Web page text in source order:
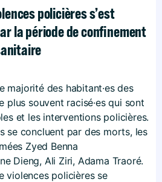
policières s’est
la période de confinement
majorité des habitant·es des
plus souvent racisé·es qui sont
et les interventions policières.
se concluent par des morts, les
Zyed Benna
Dieng, Ali Ziri, Adama Traoré.
violences policières se